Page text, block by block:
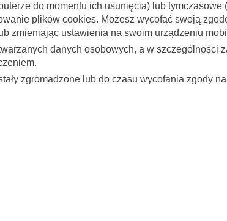
do momentu ich usunięcia) lub tymczasowe
plików cookies. Możesz wycofać swoją
zmieniając ustawienia na swoim urządzeniu
danych osobowych, a w szczególności
zgromadzone lub do czasu wycofania zgody